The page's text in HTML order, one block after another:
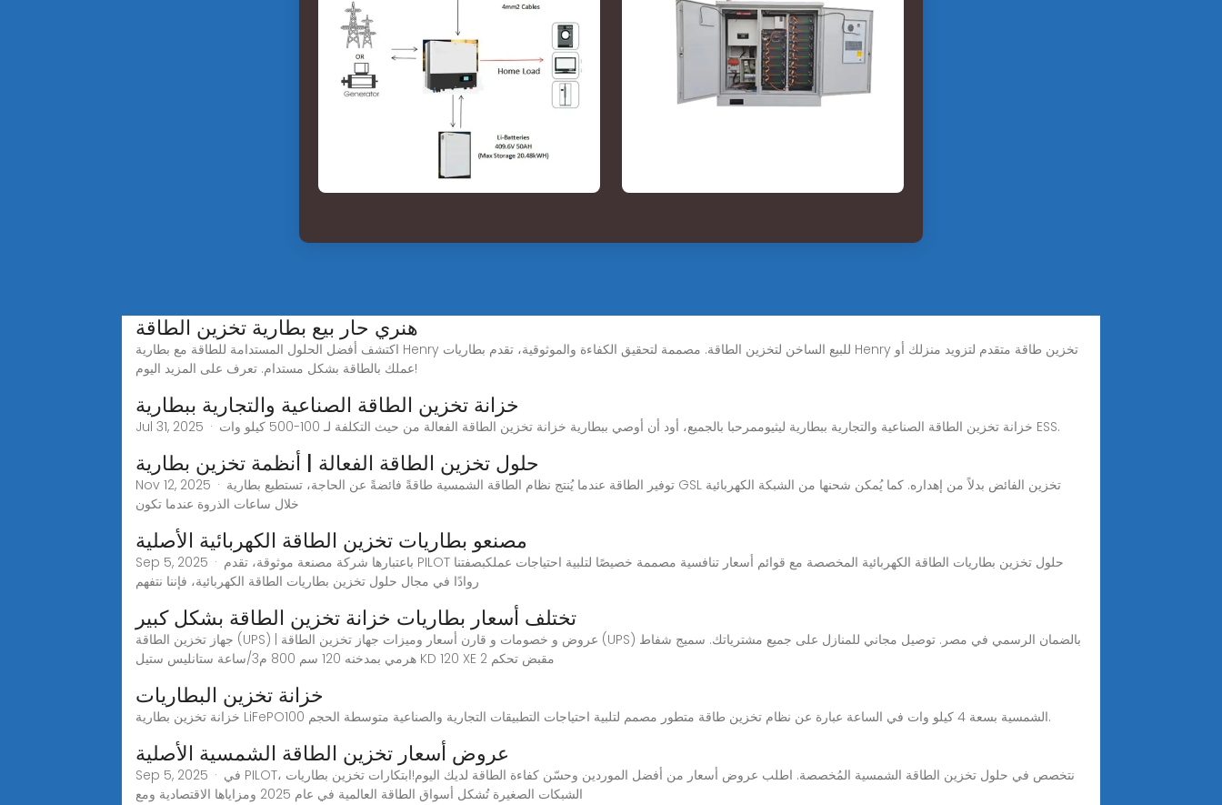
هنري حار بيع بطارية تخزين الطاقة
اكتشف أفضل الحلول المستدامة للطاقة مع بطارية Henry للبيع الساخن لتخزين الطاقة. مصممة لتحقيق الكفاءة والموثوقية، تقدم بطاريات Henry تخزين طاقة متقدم لتزويد منزلك أو
عملك بالطاقة بشكل مستدام. تعرف على المزيد اليوم!
خزانة تخزين الطاقة الصناعية والتجارية ببطارية
Jul 31, 2025 · خزانة تخزين الطاقة الصناعية والتجارية ببطارية ليثيوممرحبا بالجميع، أود أن أوصي ببطارية خزانة تخزين الطاقة الفعالة من حيث التكلفة لـ 100-500 كيلو وات ESS.
حلول تخزين الطاقة الفعالة | أنظمة تخزين بطارية
Nov 12, 2025 · توفير الطاقة عندما يُنتج نظام الطاقة الشمسية طاقةً فائضةً عن الحاجة، تستطيع بطارية GSL تخزين الفائض بدلاً من إهداره. كما يُمكن شحنها من الشبكة الكهربائية
خلال ساعات الذروة عندما تكون
مصنعو بطاريات تخزين الطاقة الكهربائية الأصلية
Sep 5, 2025 · باعتبارها شركة مصنعة موثوقة، تقدم PILOT حلول تخزين بطاريات الطاقة الكهربائية المخصصة مع قوائم أسعار تنافسية مصممة خصيصًا لتلبية احتياجات عملكبصفتنا
روادًا في مجال حلول تخزين بطاريات الطاقة الكهربائية، فإننا نتفهم
تختلف أسعار بطاريات خزانة تخزين الطاقة بشكل كبير
جهاز تخزين الطاقة (UPS) | عروض و خصومات و قارن أسعار وميزات جهاز تخزين الطاقة (UPS) بالضمان الرسمي في مصر. توصيل مجاني للمنازل على جميع مشترياتك. سميج شفاط
هرمي بمدخنه 120 سم 800 م3/ساعة ستانليس ستيل KD 120 XE 2 مقبض تحكم
خزانة تخزين البطاريات
خزانة تخزين بطارية LiFePO100 الشمسية بسعة 4 كيلو وات في الساعة عبارة عن نظام تخزين طاقة متطور مصمم لتلبية احتياجات التطبيقات التجارية والصناعية متوسطة الحجم.
عروض أسعار تخزين الطاقة الشمسية الأصلية
Sep 5, 2025 · في PILOT، نتخصص في حلول تخزين الطاقة الشمسية المُخصصة. اطلب عروض أسعار من أفضل الموردين وحسّن كفاءة الطاقة لديك اليوم!ابتكارات تخزين بطاريات
الشبكات الصغيرة تُشكل أسواق الطاقة العالمية في عام 2025 ومزاياها الاقتصادية ومع